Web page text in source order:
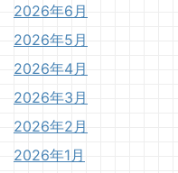
2026年6月
2026年5月
2026年4月
2026年3月
2026年2月
2026年1月